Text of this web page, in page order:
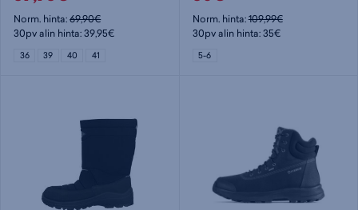
Norm. hinta:69,90€
30pv alin hinta: 39,95€
36 39 40 41
Norm. hinta:109,99€
30pv alin hinta: 35€
5-6